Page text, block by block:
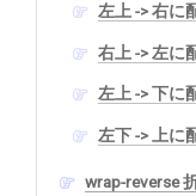
左上 -> 右に
右上 -> 左に
左上 -> 下に
左下 -> 上に
wrap-reverse